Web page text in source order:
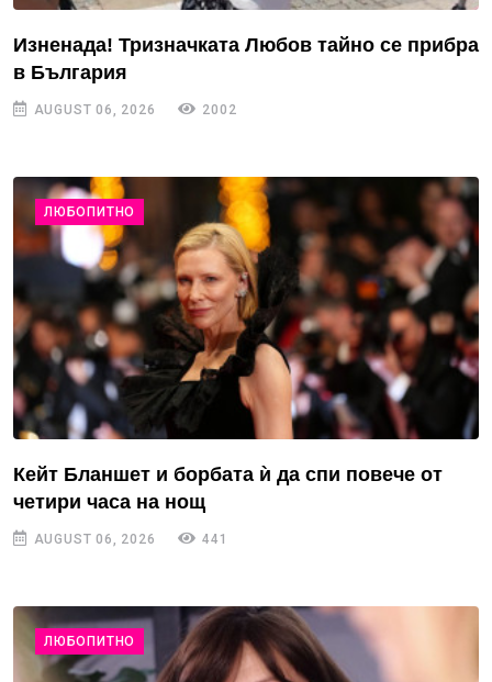
Изненада! Тризначката Любов тайно се прибра
в България
AUGUST 06, 2026 2002
ЛЮБОПИТНО
Кейт Бланшет и борбата ѝ да спи повече от
четири часа на нощ
AUGUST 06, 2026 441
ЛЮБОПИТНО